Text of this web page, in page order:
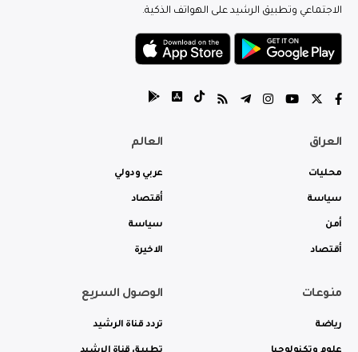
الاجتماعي وتطبيق الرشيد على الهواتف الذكية.
العراق
محليات
سياسة
أمن
أقتصاد
العالم
عربي ودولي
أقتصاد
سياسة
الاخيرة
منوعات
رياضة
الوصول السريع
تردد قناة الرشيد